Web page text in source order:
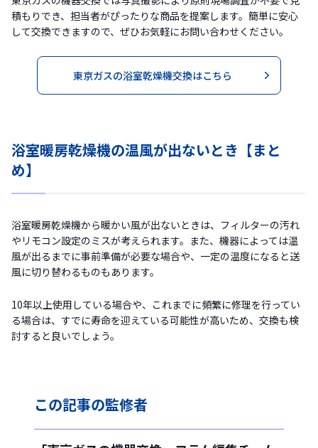
積もりでき、担当者がぴったりな商品を提案します。簡単に安心
して交換できますので、ぜひお気軽にお問い合わせください。
東京ガスの浴室乾燥機交換はこちら
浴室暖房乾燥機の温風が出ないとき【まと
め】
浴室暖房乾燥機から暖かい風が出ないときは、フィルターの汚れ
やリモコン設定のミスが考えられます。また、機器によっては温
風が出るまでに事前準備が必要な場合や、一定の温度になると送
風に切り替わるものもあります。
10年以上使用している場合や、これまでに頻繁に修理を行ってい
る場合は、すでに寿命を迎えている可能性が高いため、交換も検
討すると良いでしょう。
この記事の監修者